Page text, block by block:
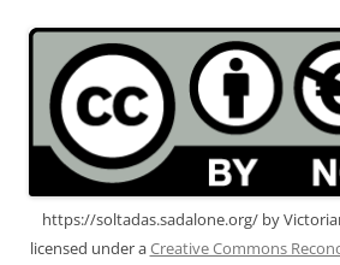
https://soltadas.sadalone.org/ by
licensed under aCreative Commons